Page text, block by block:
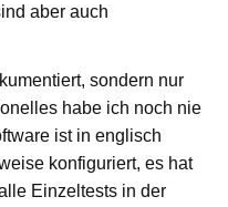
aber auch
sondern nur
habe ich noch nie
ist in englisch
konfiguriert, es hat
Einzeltests in der